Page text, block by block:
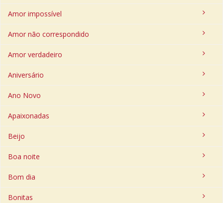
Amor impossível
Amor não correspondido
Amor verdadeiro
Aniversário
Ano Novo
Apaixonadas
Beijo
Boa noite
Bom dia
Bonitas